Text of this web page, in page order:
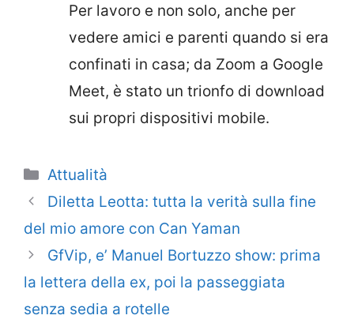
Per lavoro e non solo, anche per
vedere amici e parenti quando si era
confinati in casa; da Zoom a Google
Meet, è stato un trionfo di download
sui propri dispositivi mobile.
Categorie
Attualità
Diletta Leotta: tutta la verità sulla fine
del mio amore con Can Yaman
GfVip, e’ Manuel Bortuzzo show: prima
la lettera della ex, poi la passeggiata
senza sedia a rotelle